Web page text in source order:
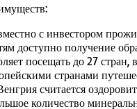
с инвестором
доступно получение
посещать до 27
странами
считается
количество